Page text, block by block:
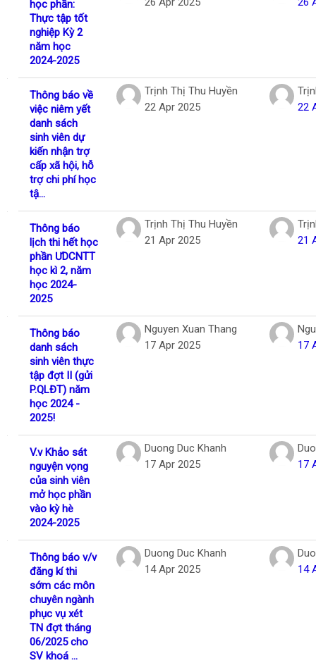
học phần:
Thực tập tốt
nghiệp Kỳ 2
năm học
2024-2025
Thông báo về
việc niêm yết
danh sách
sinh viên dự
kiến nhận trợ
cấp xã hội, hỗ
trợ chi phí học
tậ...
Trịnh Thị Thu Huyền
22 Apr 2025
22
Thông báo
lịch thi hết học
phần ƯDCNTT
học kì 2, năm
học 2024-
2025
Trịnh Thị Thu Huyền
21 Apr 2025
21
Thông báo
danh sách
sinh viên thực
tập đợt II (gửi
P.QLĐT) năm
học 2024 -
2025!
Nguyen Xuan Thang
17 Apr 2025
17
V.v Khảo sát
nguyện vọng
của sinh viên
mở học phần
vào kỳ hè
2024-2025
Duong Duc Khanh
17 Apr 2025
17
Thông báo v/v
đăng kí thi
sớm các môn
chuyên ngành
phục vụ xét
TN đợt tháng
06/2025 cho
SV khoá ...
Duong Duc Khanh
14 Apr 2025
14